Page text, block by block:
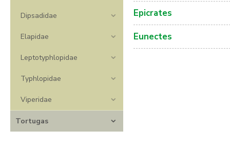
Dipsadidae
Elapidae
Leptotyphlopidae
Typhlopidae
Viperidae
Tortugas
Epicrates
Eunectes